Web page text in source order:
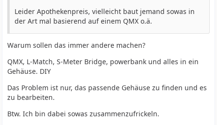
Leider Apothekenpreis, vielleicht baut jemand sowas in
der Art mal basierend auf einem QMX o.ä.
Warum sollen das immer andere machen?
QMX, L-Match, S-Meter Bridge, powerbank und alles in ein
Gehäuse. DIY
Das Problem ist nur, das passende Gehäuse zu finden und es
zu bearbeiten.
Btw. Ich bin dabei sowas zusammenzufrickeln.